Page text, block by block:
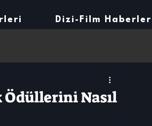
Dizi-Film
Nasıl